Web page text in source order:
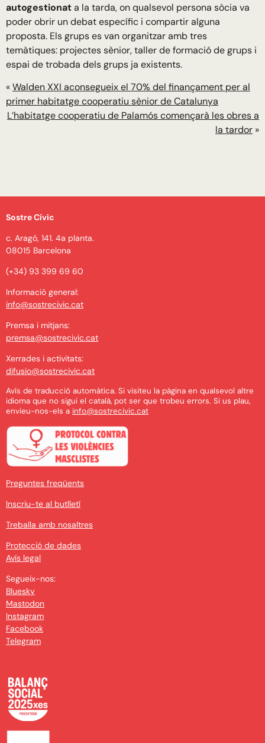
autogestionata la tarda, on qualsevol persona sòcia va
poder obrir un debat específic i compartir alguna
proposta. Els grups es van organitzar amb tres
temàtiques: projectes sènior, taller de formació de grups i
espai de trobada dels grups ja existents.
«Walden XXI aconsegueix el 70% del finançament per al
primer habitatge cooperatiu sènior de Catalunya
L’habitatge cooperatiu de Palamós començarà les obres a
la tardor »
Sostre Cívic
c. Aragó, 141. 4a planta.
08015 Barcelona
(+34) 93 399 69 60
Informació general:
info@sostrecivic.cat
Premsa i mitjans:
premsa@sostrecivic.cat
Xerrades i activitats:
difusio@sostrecivic.cat
Avís de traducció automàtica. Si visiteu la pàgina en qualsevol altre
idioma que no sigui el català, pot ser que trobeu errors. Si us plau,
envieu-nos-els a info@sostrecivic.cat
Preguntes freqüents
Inscriu-te al butlletí
Treballa amb nosaltres
Protecció de dades
Avís legal
Segueix-nos:
Bluesky
Mastodon
Instagram
Facebook
Telegram